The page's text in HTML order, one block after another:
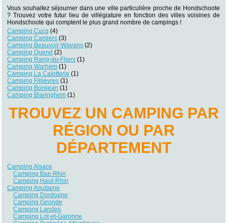
Vous souhaitez séjourner dans une ville particulière proche de Hondschoote
? Trouvez votre futur lieu de villégiature en fonction des villes voisines de
Hondschoote qui comptent le plus grand nombre de campings !
Camping Cucq (4)
Camping Camiers (3)
Camping Beauvoir-Wavans (2)
Camping Quend (2)
Camping Rang-du-Fliers (1)
Camping Warhem (1)
Camping La Calotterie (1)
Camping Fillièvres (1)
Camping Boisjean (1)
Camping Blaringhem (1)
TROUVEZ UN CAMPING PAR
RÉGION OU PAR
DÉPARTEMENT
Camping Alsace
Camping Bas-Rhin
Camping Haut-Rhin
Camping Aquitaine
Camping Dordogne
Camping Gironde
Camping Landes
Camping Lot-et-Garonne